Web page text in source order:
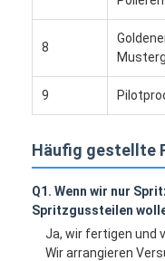
Overmolding-
Soem-Spritzen
Elektronik-Spritzen
Silikon-Spritzen
Druckguss-Service
8
9
Häufig gestellte
Q1. Wenn wir nur
Spritzgussteilen
Ja, wir fertigen und
Wir arrangieren